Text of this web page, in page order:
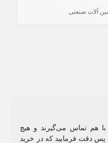
آلات صنعتی
با هم تماس می‌گیرند و هیچ
پس دقت فرمایید که در خرید